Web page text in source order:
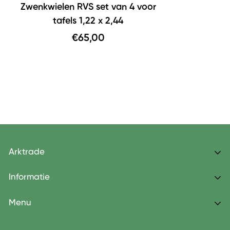
Ons retourbeleid
Zwenkwielen RVS set van 4 voor
tafels 1,22 x 2,44
€65,00
Arktrade
Informatie
Menu